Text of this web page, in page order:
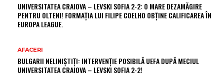
UNIVERSITATEA CRAIOVA – LEVSKI SOFIA 2-2: O MARE DEZAMĂGIRE
PENTRU OLTENI! FORMAȚIA LUI FILIPE COELHO OBȚINE CALIFICAREA ÎN
EUROPA LEAGUE.
AFACERI
BULGARII NELINIȘTIȚI: INTERVENȚIE POSIBILĂ UEFA DUPĂ MECIUL
UNIVERSITATEA CRAIOVA – LEVSKI SOFIA 2-2!